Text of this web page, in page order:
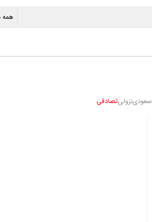
صعودینزولیتصادفی